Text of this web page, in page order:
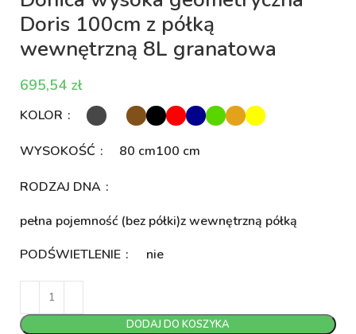
Doris 100cm z półką
wewnętrzną 8L granatowa
zł
KOLOR
WYSOKOŚĆ 80 cm100 cm
RODZAJ DNA
pełna pojemność (bez półki)z wewnętrzną półką
PODŚWIETLENIE
nie
DODAJ DO KOSZYKA